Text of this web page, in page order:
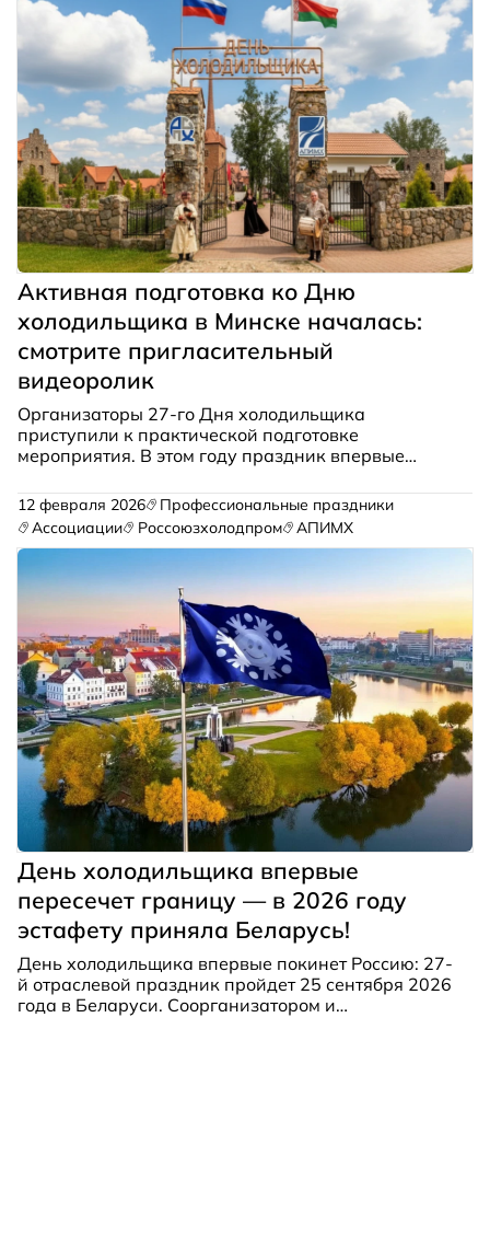
Активная подготовка ко Дню
холодильщика в Минске началась:
смотрите пригласительный
видеоролик
Организаторы 27-го Дня холодильщика
приступили к практической подготовке
мероприятия. В этом году праздник впервые
Опубликован пригласительный видеоролик — его
можно посмотреть ниже.
12 февраля 2026
Профессиональные праздники
Ассоциации
Россоюзхолодпром АПИМХ
День холодильщика впервые
пересечет границу — в 2026 году
эстафету приняла Беларусь!
День холодильщика впервые покинет Россию: 27-
й отраслевой праздник пройдет 25 сентября 2026
года в Беларуси. Соорганизатором и